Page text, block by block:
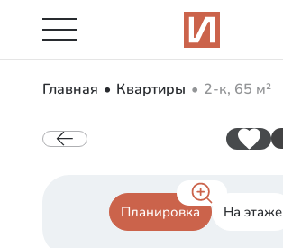
Главная Квартиры 2-к, 65 м²
Планировка На этаже